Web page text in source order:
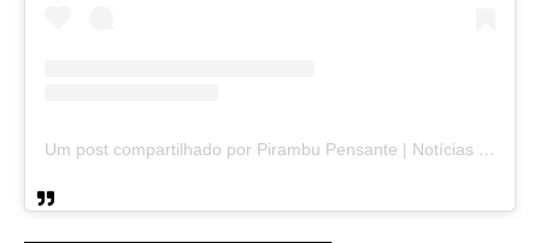
Um post compartilhado por Pirambu Pensante | Notícias & Entretenimento (@pirambupensante)